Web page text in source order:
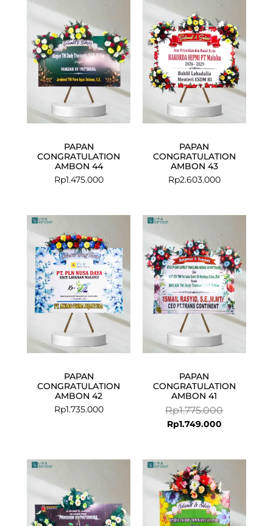
PAPAN
CONGRATULATION
AMBON 44
Rp1.475.000
PAPAN
CONGRATULATION
AMBON 43
Rp2.603.000
PAPAN
CONGRATULATION
AMBON 42
Rp1.735.000
PAPAN
CONGRATULATION
AMBON 41
Rp1.775.000
was:
Rp1.749.000
price
is:
Rp1.749.000.